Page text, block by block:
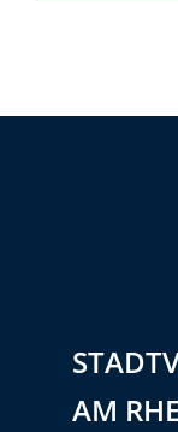
AM